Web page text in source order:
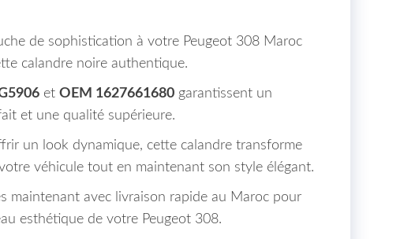
de sophistication à votre Peugeot 308 Maroc
calandre noire authentique.
et OEM 1627661680garantissent un
et une qualité supérieure.
un look dynamique, cette calandre transforme
votre véhicule tout en maintenant son style élégant.
maintenant avec livraison rapide au Maroc pour
esthétique de votre Peugeot 308.